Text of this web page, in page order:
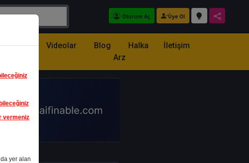
Oturum Aç Üye Ol
Videolar Blog
Halka
Arz
İletişim
vermeniz
yer alan